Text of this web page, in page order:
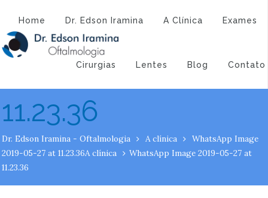
Home Dr. Edson Iramina A Clínica Exames
Cirurgias Lentes Blog Contato
WhatsApp Image
2019-05-27 at
11.23.36
Dr. Edson Iramina - Oftalmologia A clínica
WhatsApp Image
2019-05-27 at 11.23.36A clínica
WhatsApp Image 2019-05-27 at
11.23.36